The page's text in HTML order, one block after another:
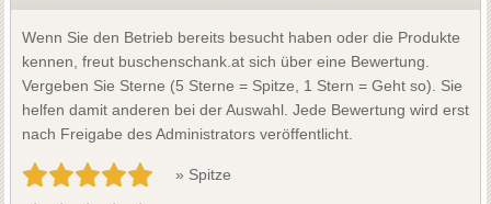
Wenn Sie den Betrieb bereits besucht haben oder die Produkte
kennen, freut buschenschank.at sich über eine Bewertung.
Vergeben Sie Sterne (5 Sterne = Spitze, 1 Stern = Geht so). Sie
helfen damit anderen bei der Auswahl. Jede Bewertung wird erst
nach Freigabe des Administrators veröffentlicht.
» Spitze